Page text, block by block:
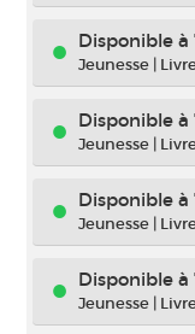
Disponible à
Jeunesse |
Disponible à
Jeunesse |
Disponible à
Jeunesse |
Disponible à
Jeunesse |